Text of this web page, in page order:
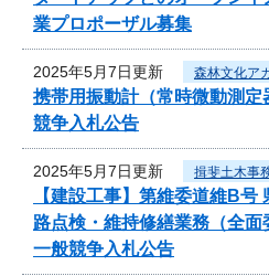
業プロポーザル募集
2025年5月7日更新 森林文化ア
携帯用振動計（常時微動測
競争入札公告
2025年5月7日更新 揖斐土木事
【建設工事】第維委道維B
路点検・維持修繕業務（全
一般競争入札公告